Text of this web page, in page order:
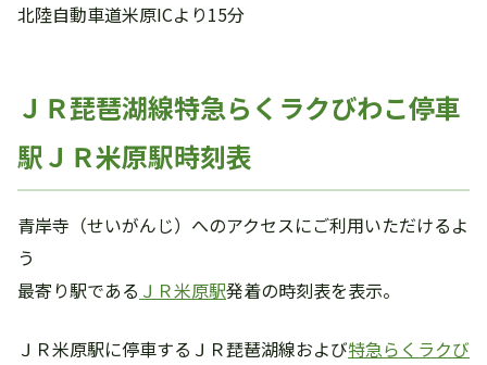
北陸自動車道米原ICより15分
ＪＲ琵琶湖線特急らくラクびわこ停車
駅ＪＲ米原駅時刻表
青岸寺（せいがんじ）へのアクセスにご利用いただけるよ
う
最寄り駅である ＪＲ米原駅発着の時刻表を表示。
ＪＲ米原駅に停車するＪＲ琵琶湖線および特急らくラクび